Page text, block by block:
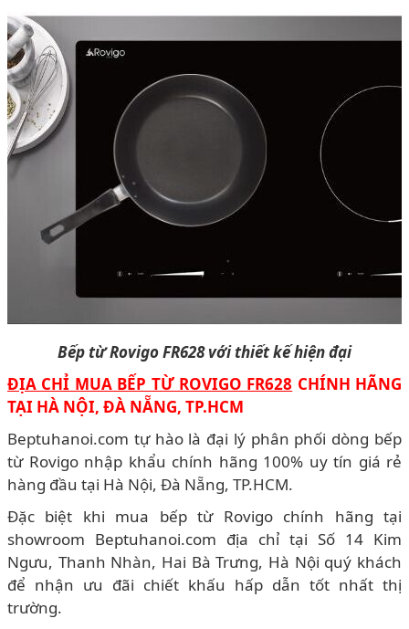
Bếp từ Rovigo FR628 với thiết kế hiện đại
ĐỊA CHỈ MUA BẾP TỪ ROVIGO FR628 CHÍNH HÃNG
TẠI HÀ NỘI, ĐÀ NẴNG, TP.HCM
Beptuhanoi.com tự hào là đại lý phân phối dòng bếp
từ Rovigo nhập khẩu chính hãng 100% uy tín giá rẻ
hàng đầu tại Hà Nội, Đà Nẵng, TP.HCM.
Đặc biệt khi mua bếp từ Rovigo chính hãng tại
showroom Beptuhanoi.com địa chỉ tại Số 14 Kim
Ngưu, Thanh Nhàn, Hai Bà Trưng, Hà Nội quý khách
để nhận ưu đãi chiết khấu hấp dẫn tốt nhất thị
trường.